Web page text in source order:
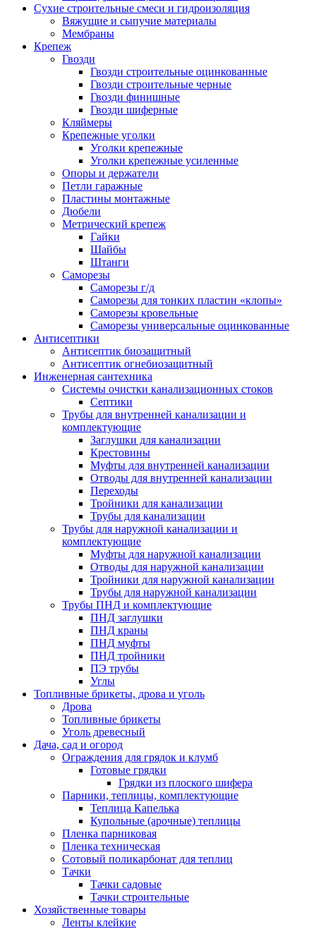
Сухие строительные смеси и гидроизоляция
Вяжущие и сыпучие материалы
Мембраны
Крепеж
Гвозди
Гвозди строительные оцинкованные
Гвозди строительные черные
Гвозди финишные
Гвозди шиферные
Кляймеры
Крепежные уголки
Уголки крепежные
Уголки крепежные усиленные
Опоры и держатели
Петли гаражные
Пластины монтажные
Дюбели
Метрический крепеж
Гайки
Шайбы
Штанги
Саморезы
Саморезы г/д
Саморезы для тонких пластин «клопы»
Саморезы кровельные
Саморезы универсальные оцинкованные
Антисептики
Антисептик биозащитный
Антисептик огнебиозащитный
Инженерная сантехника
Системы очистки канализационных стоков
Септики
Трубы для внутренней канализации и
комплектующие
Заглушки для канализации
Крестовины
Муфты для внутренней канализации
Отводы для внутренней канализации
Переходы
Тройники для канализации
Трубы для канализации
Трубы для наружной канализации и
комплектующие
Муфты для наружной канализации
Отводы для наружной канализации
Тройники для наружной канализации
Трубы для наружной канализации
Трубы ПНД и комплектующие
ПНД заглушки
ПНД краны
ПНД муфты
ПНД тройники
ПЭ трубы
Углы
Топливные брикеты, дрова и уголь
Дрова
Топливные брикеты
Уголь древесный
Дача, сад и огород
Ограждения для грядок и клумб
Готовые грядки
Грядки из плоского шифера
Парники, теплицы, комплектующие
Теплица Капелька
Купольные (арочные) теплицы
Пленка парниковая
Пленка техническая
Сотовый поликарбонат для теплиц
Тачки
Тачки садовые
Тачки строительные
Хозяйственные товары
Ленты клейкие